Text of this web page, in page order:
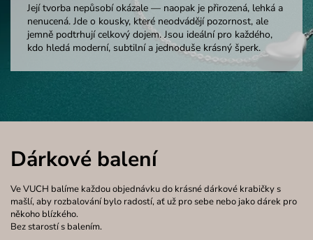
Její tvorba nepůsobí okázale — naopak je přirozená, lehká a
nenucená. Jde o kousky, které neodvádějí pozornost, ale
jemně podtrhují celkový dojem. Jsou ideální pro každého,
kdo hledá moderní, subtilní a jednoduše krásný šperk.
Dárkové balení
Ve VUCH balíme každou objednávku do krásné dárkové krabičky s
mašlí, aby rozbalování bylo radostí, ať už pro sebe nebo jako dárek pro
někoho blízkého.
Bez starostí s balením.